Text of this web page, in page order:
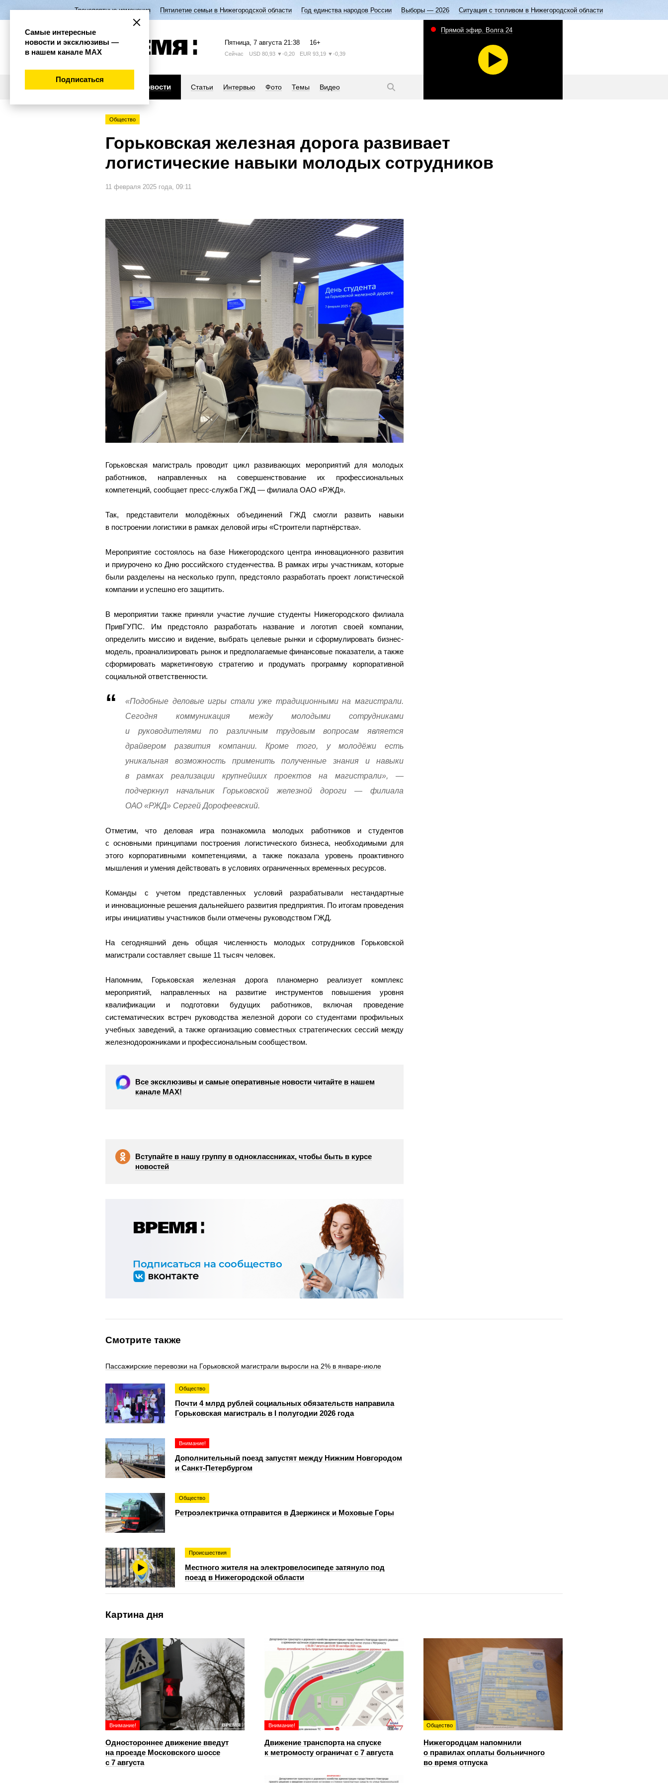
Транспортные изменения Пятилетие семьи в Нижегородской области Год единства народов России Выборы — 2026 Ситуация с топливом в Нижегородской области
Пятница, 7 августа 21:38 16+
Сейчас USD 80,93 ▼-0,20 EUR 93,19 ▼-0,39
Новости Статьи Интервью Фото Темы Видео
Прямой эфир. Волга 24
Общество
Горьковская железная дорога развивает
логистические навыки молодых сотрудников
11 февраля 2025 года, 09:11
Горьковская магистраль проводит цикл развивающих мероприятий для молодых
работников, направленных на совершенствование их профессиональных
компетенций, сообщает пресс-служба ГЖД — филиала ОАО «РЖД».
Так, представители молодёжных объединений ГЖД смогли развить навыки
в построении логистики в рамках деловой игры «Строители партнёрства».
Мероприятие состоялось на базе Нижегородского центра инновационного развития
и приурочено ко Дню российского студенчества. В рамках игры участникам, которые
были разделены на несколько групп, предстояло разработать проект логистической
компании и успешно его защитить.
В мероприятии также приняли участие лучшие студенты Нижегородского филиала
ПривГУПС. Им предстояло разработать название и логотип своей компании,
определить миссию и видение, выбрать целевые рынки и сформулировать бизнес-
модель, проанализировать рынок и предполагаемые финансовые показатели, а также
сформировать маркетинговую стратегию и продумать программу корпоративной
социальной ответственности.
«Подобные деловые игры стали уже традиционными на магистрали.
Сегодня коммуникация между молодыми сотрудниками
и руководителями по различным трудовым вопросам является
драйвером развития компании. Кроме того, у молодёжи есть
уникальная возможность применить полученные знания и навыки
в рамках реализации крупнейших проектов на магистрали», —
подчеркнул начальник Горьковской железной дороги — филиала
ОАО «РЖД» Сергей Дорофеевский.
Отметим, что деловая игра познакомила молодых работников и студентов
с основными принципами построения логистического бизнеса, необходимыми для
этого корпоративными компетенциями, а также показала уровень проактивного
мышления и умения действовать в условиях ограниченных временных ресурсов.
Команды с учетом представленных условий разрабатывали нестандартные
и инновационные решения дальнейшего развития предприятия. По итогам проведения
игры инициативы участников были отмечены руководством ГЖД.
На сегодняшний день общая численность молодых сотрудников Горьковской
магистрали составляет свыше 11 тысяч человек.
Напомним, Горьковская железная дорога планомерно реализует комплекс
мероприятий, направленных на развитие инструментов повышения уровня
квалификации и подготовки будущих работников, включая проведение
систематических встреч руководства железной дороги со студентами профильных
учебных заведений, а также организацию совместных стратегических сессий между
железнодорожниками и профессиональным сообществом.
Все эксклюзивы и самые оперативные новости читайте в нашем
канале МАХ!
Вступайте в нашу группу в одноклассниках, чтобы быть в курсе
новостей
Смотрите также
Пассажирские перевозки на Горьковской магистрали выросли на 2% в январе-июле
Общество
Почти 4 млрд рублей социальных обязательств направила
Горьковская магистраль в I полугодии 2026 года
Внимание!
Дополнительный поезд запустят между Нижним Новгородом
и Санкт-Петербургом
Общество
Ретроэлектричка отправится в Дзержинск и Моховые Горы
Происшествия
Местного жителя на электровелосипеде затянуло под
поезд в Нижегородской области
Картина дня
Внимание!
Одностороннее движение введут
на проезде Московского шоссе
с 7 августа
Внимание!
Движение транспорта на спуске
к метромосту ограничат с 7 августа
Общество
Нижегородцам напомнили
о правилах оплаты больничного
во время отпуска
Самые интересные
новости и эксклюзивы —
в нашем канале МАХ
Подписаться